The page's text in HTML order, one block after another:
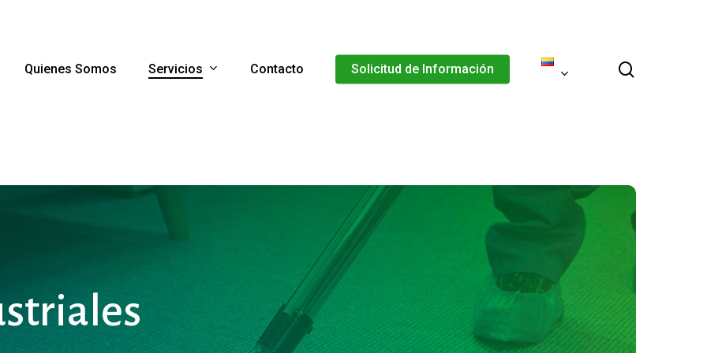
Quienes Somos Servicios Contacto Solicitud de Información